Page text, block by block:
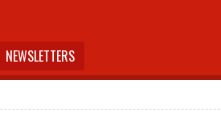
NEWSLETTERS